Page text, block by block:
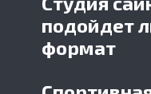
подойдет
формат